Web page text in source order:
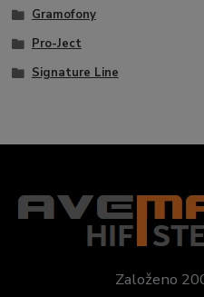
Gramofony
Pro-Ject
Signature Line
Založeno